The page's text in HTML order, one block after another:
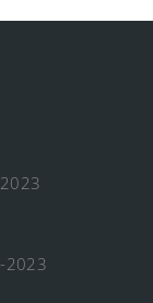
2023